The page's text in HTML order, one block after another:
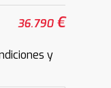
36.790€
y